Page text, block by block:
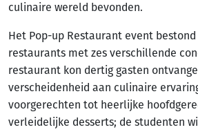
culinaire wereld bevonden.
Het Pop-up Restaurant event
restaurants met zes verschillende
restaurant kon dertig gasten
verscheidenheid aan culinaire
voorgerechten tot heerlijke
verleidelijke desserts; de studenten